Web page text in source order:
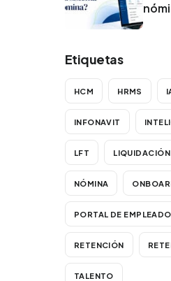
Etiquetas
HCM HRMS
INFONAVIT
LFT LIQUIDACIÓN
NÓMINA
PORTAL DE
RETENCIÓN
TALENTO